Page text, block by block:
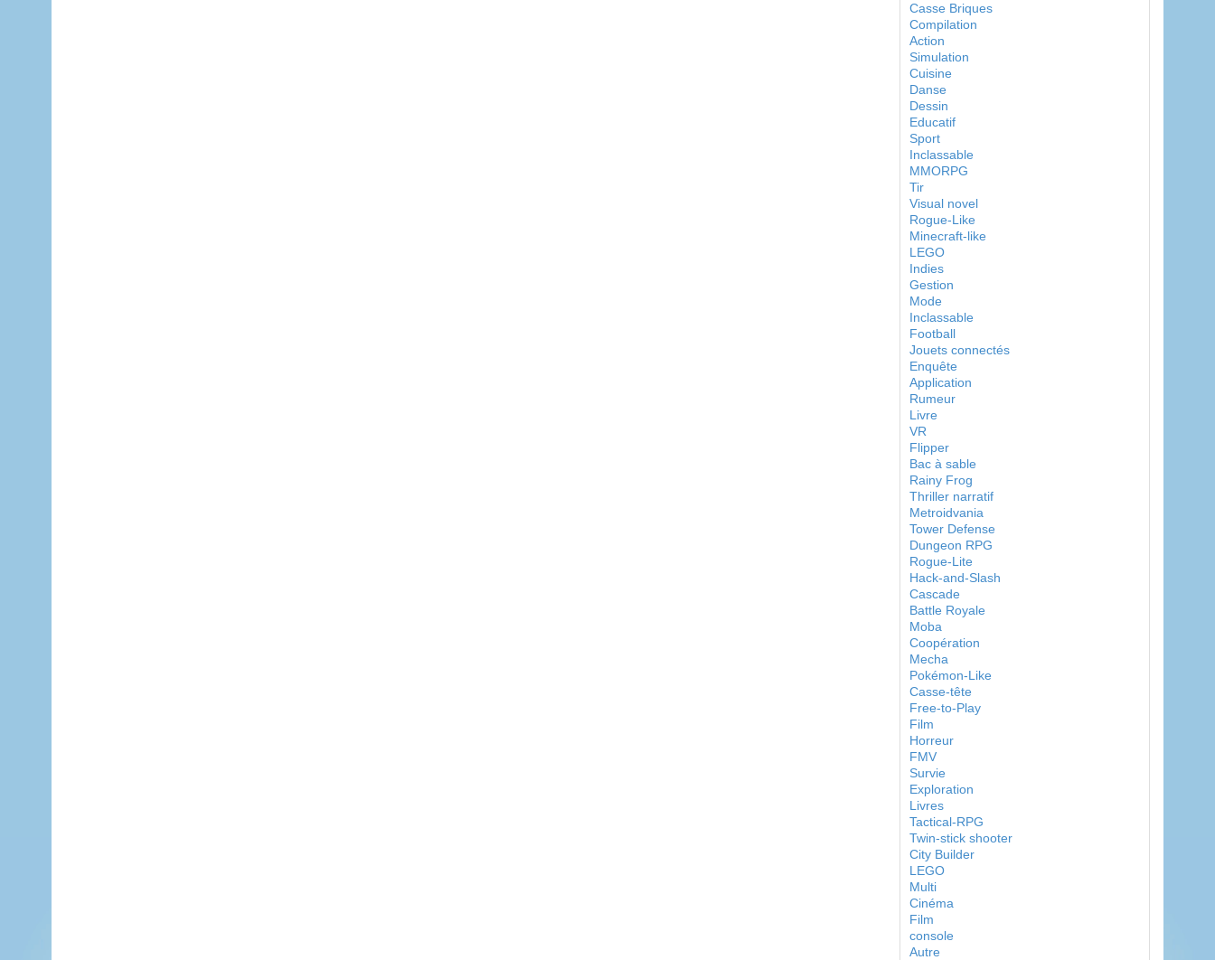
Casse Briques
Compilation
Action
Simulation
Cuisine
Danse
Dessin
Educatif
Sport
Inclassable
MMORPG
Tir
Visual novel
Rogue-Like
Minecraft-like
LEGO
Indies
Gestion
Mode
Inclassable
Football
Jouets connectés
Enquête
Application
Rumeur
Livre
VR
Flipper
Bac à sable
Rainy Frog
Thriller narratif
Metroidvania
Tower Defense
Dungeon RPG
Rogue-Lite
Hack-and-Slash
Cascade
Battle Royale
Moba
Coopération
Mecha
Pokémon-Like
Casse-tête
Free-to-Play
Film
Horreur
FMV
Survie
Exploration
Livres
Tactical-RPG
Twin-stick shooter
City Builder
LEGO
Multi
Cinéma
Film
console
Autre